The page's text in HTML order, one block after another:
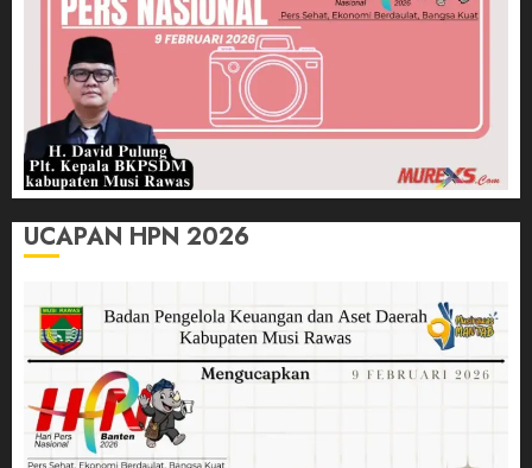
UCAPAN HPN 2026